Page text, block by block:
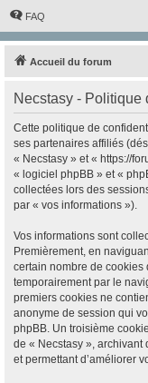
FAQ
Accueil du forum
Necstasy - Politique
Cette politique de
ses partenaires affiliés
« Necstasy » et « https://
« logiciel phpBB » et «
collectées lors des
par « vos informations »).
Vos informations sont
Premièrement, en
certain nombre de cookies
temporairement par le
premiers cookies ne
anonyme de session qui
phpBB. Un troisième
de « Necstasy », archivant
et permettant d’améliorer